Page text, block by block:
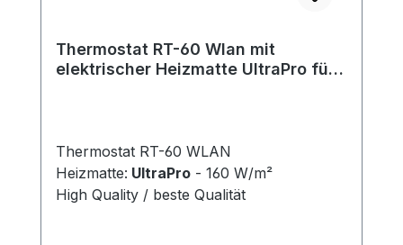
Thermostat RT-60 Wlan mit
elektrischer Heizmatte UltraPro für
Thermostat RT-60 WLAN
Heizmatte: UltraPro - 160 W/m²
High Quality / beste Qualität